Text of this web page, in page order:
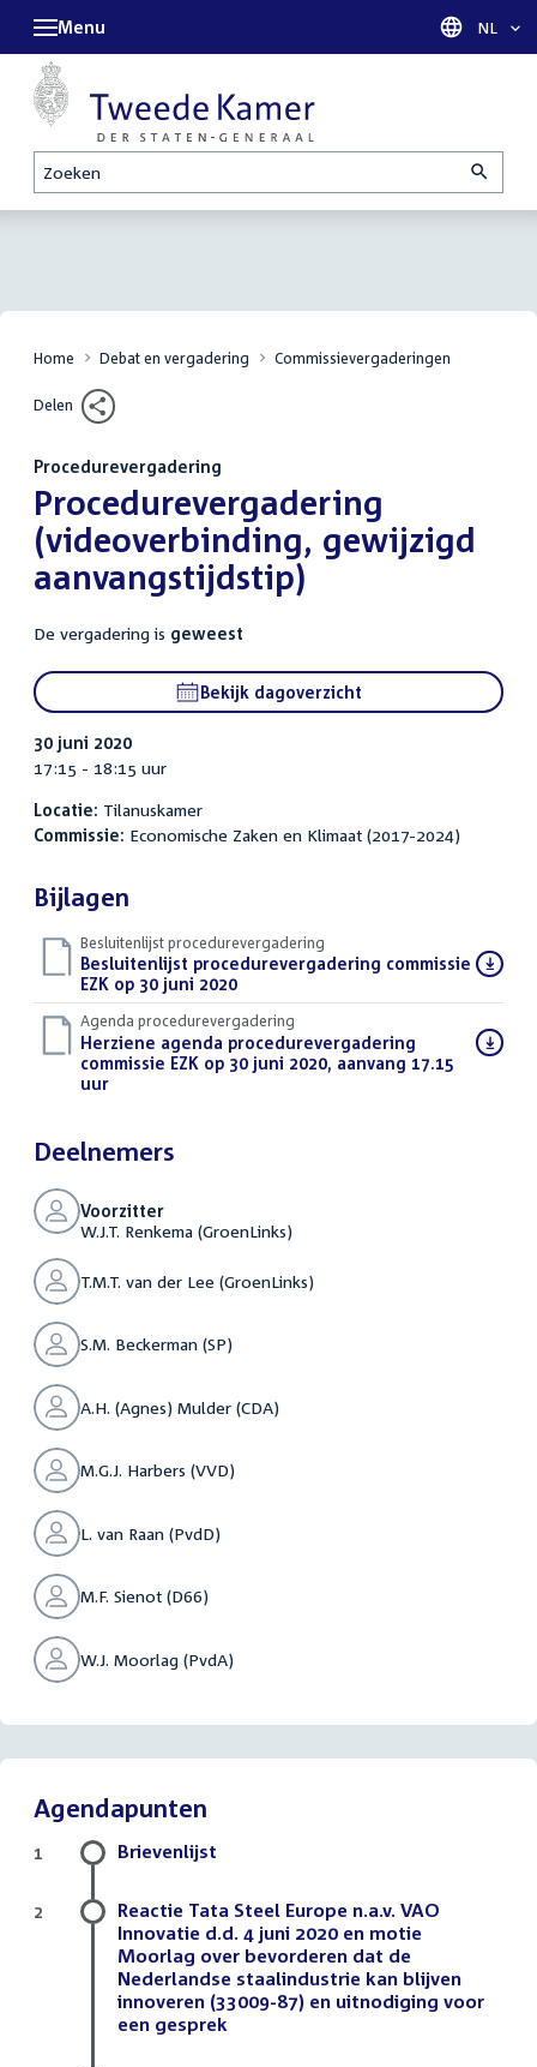
Zoeken
Menu Taal
NL
Home Debat en vergadering Commissievergaderingen
Delen
Procedurevergadering
:Procedurevergadering
(videoverbinding, gewijzigd
aanvangstijdstip)
De vergadering is geweest
Bekijk dagoverzicht
30 juni 2020
17:15 - 18:15 uur
Locatie: Tilanuskamer
Commissie: Economische Zaken en Klimaat (2017-2024)
Bijlagen
Besluitenlijst procedurevergadering
Download
bestand:
Besluitenlijst procedurevergadering commissie
EZK op 30 juni 2020(PDF)
Agenda procedurevergadering
Download
bestand:
Herziene agenda procedurevergadering
commissie EZK op 30 juni 2020, aanvang 17.15
uur(PDF)
Deelnemers
Voorzitter
W.J.T. Renkema (GroenLinks)
T.M.T. van der Lee (GroenLinks)
S.M. Beckerman (SP)
A.H. (Agnes) Mulder (CDA)
M.G.J. Harbers (VVD)
L. van Raan (PvdD)
M.F. Sienot (D66)
W.J. Moorlag (PvdA)
Agendapunten
Brievenlijst
1
Reactie Tata Steel Europe n.a.v. VAO
Innovatie d.d. 4 juni 2020 en motie
Moorlag over bevorderen dat de
Nederlandse staalindustrie kan blijven
innoveren (33009-87) en uitnodiging voor
een gesprek
2